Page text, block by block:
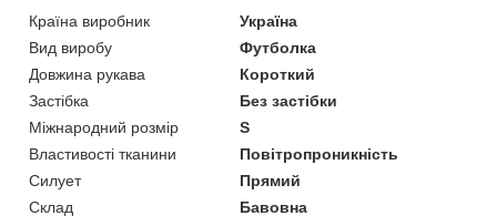
Країна виробник
Україна
Вид виробу
Футболка
Довжина рукава
Короткий
Застібка
Без застібки
Міжнародний розмір
S
Властивості тканини
Повітропроникність
Силует
Прямий
Склад
Бавовна